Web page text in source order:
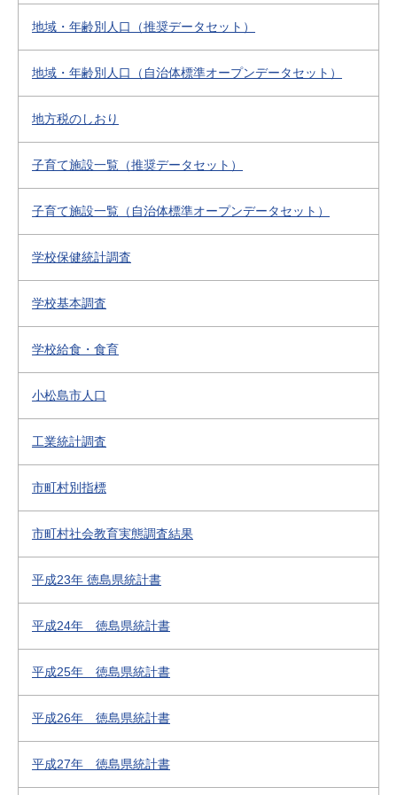
地域・年齢別人口（推奨データセット）
地域・年齢別人口（自治体標準オープンデータセット）
地方税のしおり
子育て施設一覧（推奨データセット）
子育て施設一覧（自治体標準オープンデータセット）
学校保健統計調査
学校基本調査
学校給食・食育
小松島市人口
工業統計調査
市町村別指標
市町村社会教育実態調査結果
平成23年 徳島県統計書
平成24年 徳島県統計書
平成25年 徳島県統計書
平成26年 徳島県統計書
平成27年 徳島県統計書